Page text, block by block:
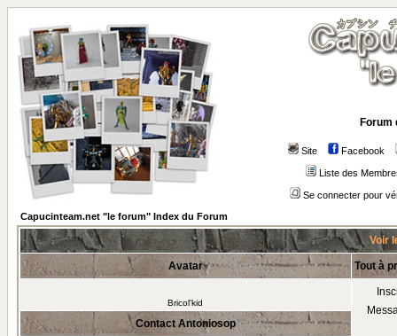
Forum
Site Facebook
Liste des
Se connecter pour
Capucinteam.net "le forum" Index du Forum
Voir
Avatar Tout à
Bricol'kid
Contact Antoniosop